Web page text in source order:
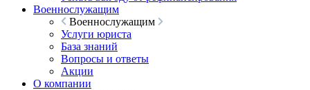
Военнослужащим
Военнослужащим
Услуги юриста
База знаний
Вопросы и ответы
Акции
О компании